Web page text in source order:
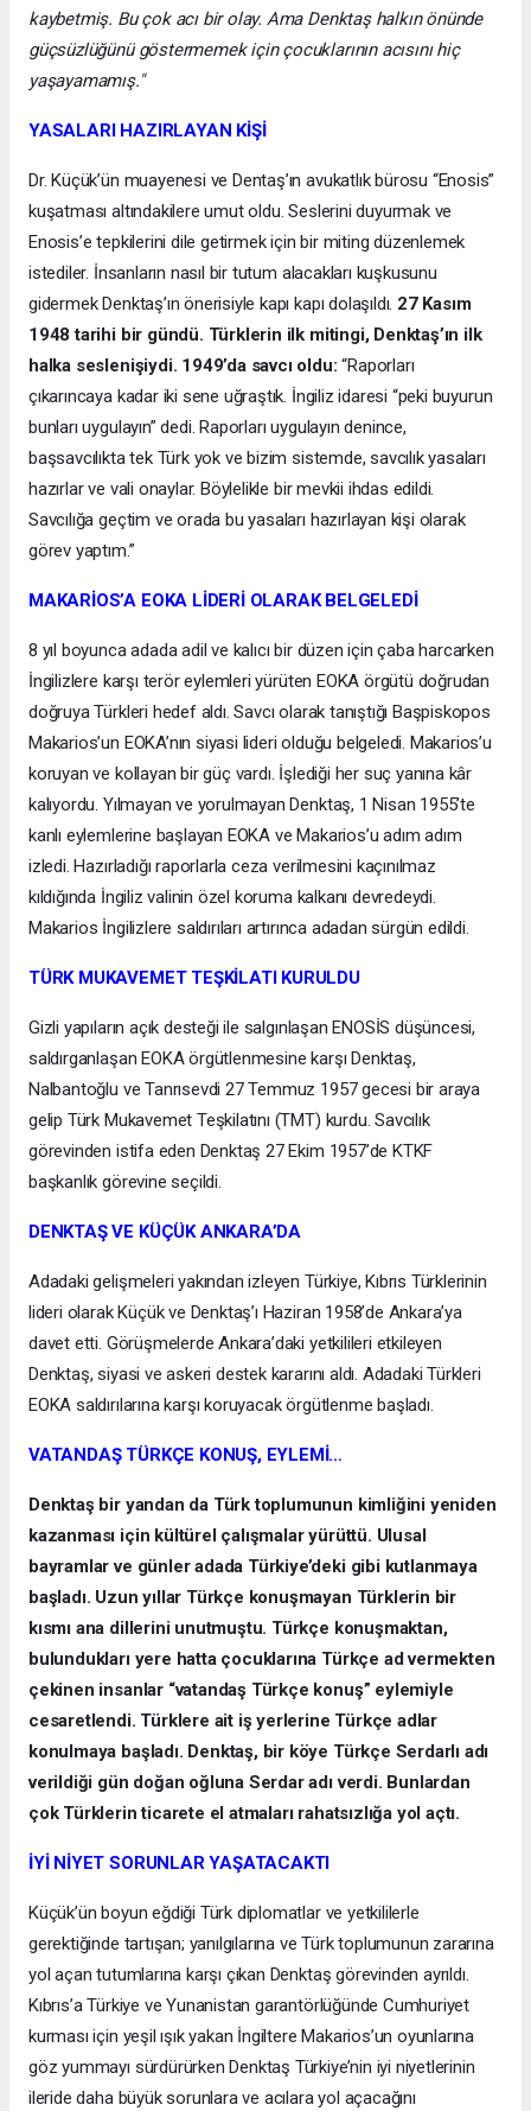
kaybetmiş. Bu çok acı bir olay. Ama Denktaş halkın önünde
güçsüzlüğünü göstermemek için çocuklarının acısını hiç
yaşayamamış."
YASALARI HAZIRLAYAN KİŞİ
Dr. Küçük’ün muayenesi ve Dentaş’ın avukatlık bürosu “Enosis”
kuşatması altındakilere umut oldu. Seslerini duyurmak ve
Enosis’e tepkilerini dile getirmek için bir miting düzenlemek
istediler. İnsanların nasıl bir tutum alacakları kuşkusunu
gidermek Denktaş’ın önerisiyle kapı kapı dolaşıldı. 27 Kasım
1948 tarihi bir gündü. Türklerin ilk mitingi, Denktaş’ın ilk
halka seslenişiydi. 1949’da savcı oldu:“Raporları
çıkarıncaya kadar iki sene uğraştık. İngiliz idaresi “peki buyurun
bunları uygulayın” dedi. Raporları uygulayın denince,
başsavcılıkta tek Türk yok ve bizim sistemde, savcılık yasaları
hazırlar ve vali onaylar. Böylelikle bir mevkii ihdas edildi.
Savcılığa geçtim ve orada bu yasaları hazırlayan kişi olarak
görev yaptım.”
MAKARİOS’A EOKA LİDERİ OLARAK BELGELEDİ
8 yıl boyunca adada adil ve kalıcı bir düzen için çaba harcarken
İngilizlere karşı terör eylemleri yürüten EOKA örgütü doğrudan
doğruya Türkleri hedef aldı. Savcı olarak tanıştığı Başpiskopos
Makarios’un EOKA’nın siyasi lideri olduğu belgeledi. Makarios’u
koruyan ve kollayan bir güç vardı. İşlediği her suç yanına kâr
kalıyordu. Yılmayan ve yorulmayan Denktaş, 1 Nisan 1955’te
kanlı eylemlerine başlayan EOKA ve Makarios’u adım adım
izledi. Hazırladığı raporlarla ceza verilmesini kaçınılmaz
kıldığında İngiliz valinin özel koruma kalkanı devredeydi.
Makarios İngilizlere saldırıları artırınca adadan sürgün edildi.
TÜRK MUKAVEMET TEŞKİLATI KURULDU
Gizli yapıların açık desteği ile salgınlaşan ENOSİS düşüncesi,
saldırganlaşan EOKA örgütlenmesine karşı Denktaş,
Nalbantoğlu ve Tanrısevdi 27 Temmuz 1957 gecesi bir araya
gelip Türk Mukavemet Teşkilatını (TMT) kurdu. Savcılık
görevinden istifa eden Denktaş 27 Ekim 1957’de KTKF
başkanlık görevine seçildi.
DENKTAŞ VE KÜÇÜK ANKARA’DA
Adadaki gelişmeleri yakından izleyen Türkiye, Kıbrıs Türklerinin
lideri olarak Küçük ve Denktaş’ı Haziran 1958’de Ankara’ya
davet etti. Görüşmelerde Ankara’daki yetkilileri etkileyen
Denktaş, siyasi ve askeri destek kararını aldı. Adadaki Türkleri
EOKA saldırılarına karşı koruyacak örgütlenme başladı.
VATANDAŞ TÜRKÇE KONUŞ, EYLEMİ…
Denktaş bir yandan da Türk toplumunun kimliğini yeniden
kazanması için kültürel çalışmalar yürüttü. Ulusal
bayramlar ve günler adada Türkiye’deki gibi kutlanmaya
başladı. Uzun yıllar Türkçe konuşmayan Türklerin bir
kısmı ana dillerini unutmuştu. Türkçe konuşmaktan,
bulundukları yere hatta çocuklarına Türkçe ad vermekten
çekinen insanlar “vatandaş Türkçe konuş” eylemiyle
cesaretlendi. Türklere ait iş yerlerine Türkçe adlar
konulmaya başladı. Denktaş, bir köye Türkçe Serdarlı adı
verildiği gün doğan oğluna Serdar adı verdi. Bunlardan
çok Türklerin ticarete el atmaları rahatsızlığa yol açtı.
İYİ NİYET SORUNLAR YAŞATACAKTI
Küçük’ün boyun eğdiği Türk diplomatlar ve yetkililerle
gerektiğinde tartışan; yanılgılarına ve Türk toplumunun zararına
yol açan tutumlarına karşı çıkan Denktaş görevinden ayrıldı.
Kıbrıs’a Türkiye ve Yunanistan garantörlüğünde Cumhuriyet
kurması için yeşil ışık yakan İngiltere Makarios’un oyunlarına
göz yummayı sürdürürken Denktaş Türkiye’nin iyi niyetlerinin
ileride daha büyük sorunlara ve acılara yol açacağını